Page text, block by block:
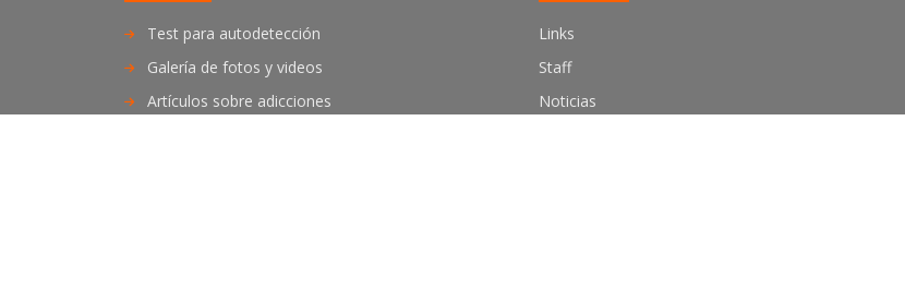
Test para autodetección
Galería de fotos y videos
Artículos sobre adicciones
Links
Staff
Noticias